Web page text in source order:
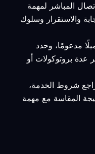
المباشر لمهمة
والاستقرار وسلوك
مدعومًا، وحدد
عدة بروتوكولات أو
شروط الخدمة،
المقاسة مع مهمة